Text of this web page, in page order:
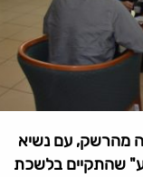
מהרשק, עם נשיא
שהתקיים בלשכת